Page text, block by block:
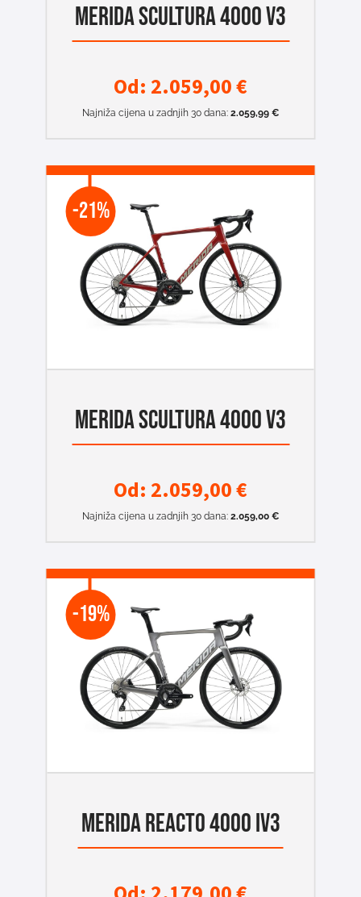
MERIDA SCULTURA 4000 V3
Od: 2.059,00€
Najniža cijena u zadnjih 30 dana: 2.059,99 €
-21%
MERIDA SCULTURA 4000 V3
Od: 2.059,00€
Najniža cijena u zadnjih 30 dana: 2.059,00 €
-19%
MERIDA REACTO 4000 IV3